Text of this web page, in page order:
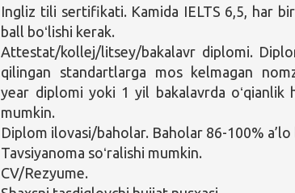
Ingliz tili sertifikati. Kamida IELTS 6,5, har
ball boʻlishi kerak.
Attestat/kollej/litsey/bakalavr diplomi.
qilingan standartlarga mos kelmagan
year diplomi yoki 1 yil bakalavrda oʻqianlik
mumkin.
Diplom ilovasi/baholar. Baholar 86-100% a’lo
Tavsiyanoma soʻralishi mumkin.
CV/Rezyume.